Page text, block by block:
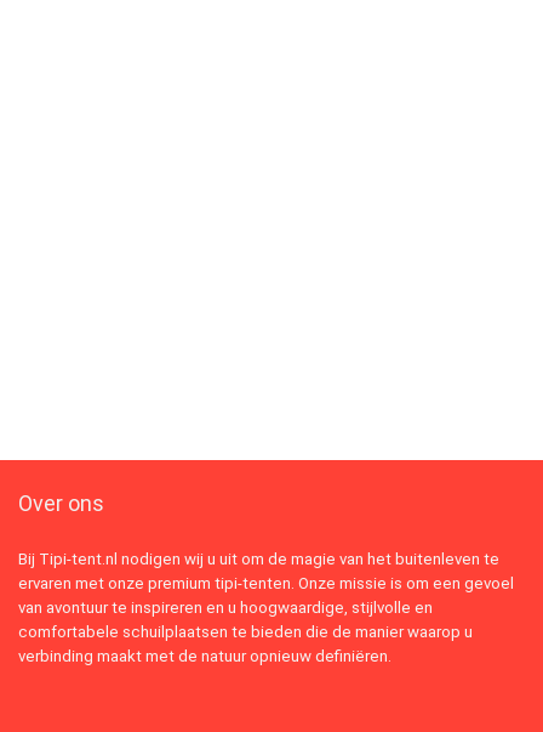
Over ons
Bij Tipi-tent.nl nodigen wij u uit om de magie van het buitenleven te
ervaren met onze premium tipi-tenten. Onze missie is om een gevoel
van avontuur te inspireren en u hoogwaardige, stijlvolle en
comfortabele schuilplaatsen te bieden die de manier waarop u
verbinding maakt met de natuur opnieuw definiëren.